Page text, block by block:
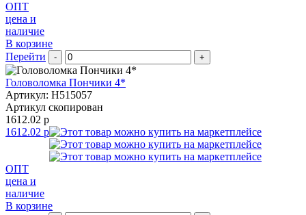
ОПТ
цена и
наличие
В корзине
Перейти
- +
Головоломка Пончики 4*
Артикул: H515057
Артикул скопирован
1612.02 р
1612.02 р
ОПТ
цена и
наличие
В корзине